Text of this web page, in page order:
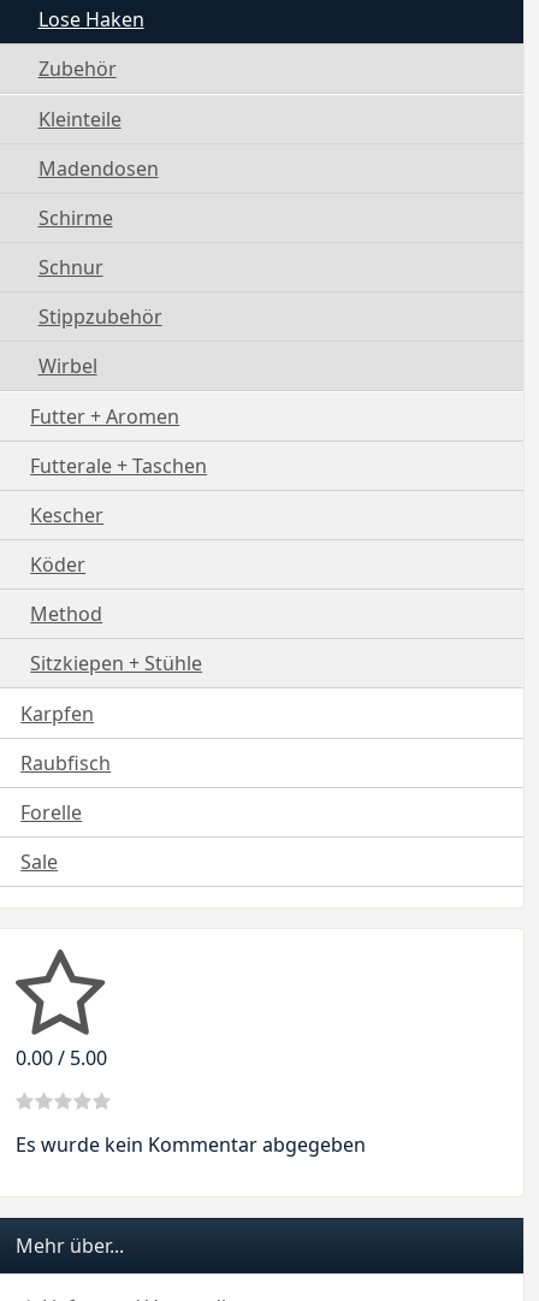
Lose Haken
Zubehör
Kleinteile
Madendosen
Schirme
Schnur
Stippzubehör
Wirbel
Futter + Aromen
Futterale + Taschen
Kescher
Köder
Method
Sitzkiepen + Stühle
Karpfen
Raubfisch
Forelle
Sale
0.00 / 5.00
Es wurde kein Kommentar abgegeben
Mehr über...